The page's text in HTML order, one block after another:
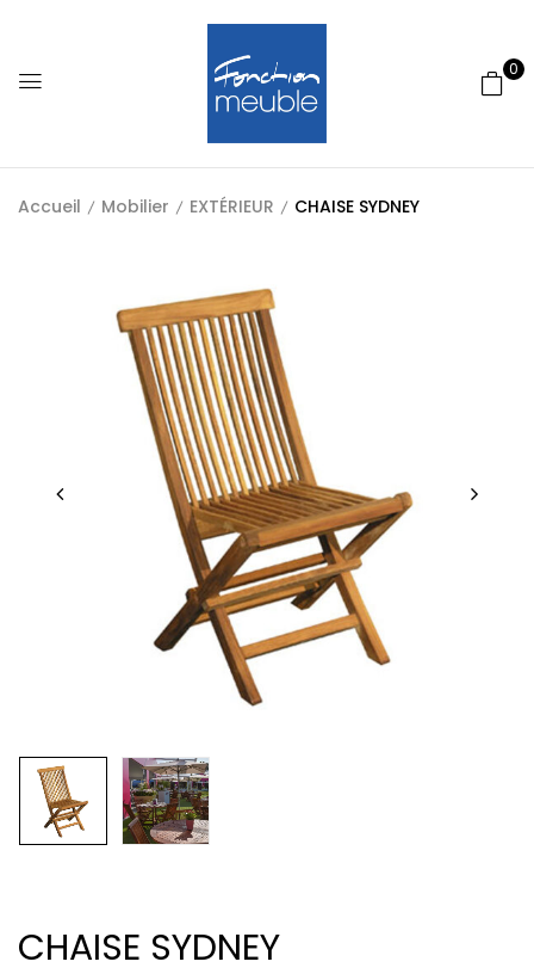
0
Accueil Mobilier EXTÉRIEUR CHAISE SYDNEY
CHAISE SYDNEY